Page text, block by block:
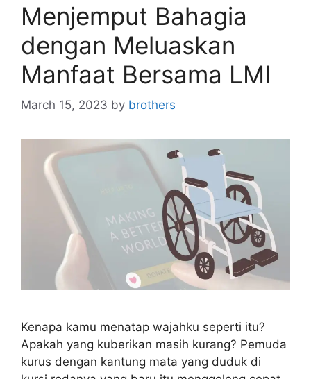
Menjemput Bahagia
dengan Meluaskan
Manfaat Bersama LMI
March 15, 2023 by brothers
Kenapa kamu menatap wajahku seperti itu?
Apakah yang kuberikan masih kurang? Pemuda
kurus dengan kantung mata yang duduk di